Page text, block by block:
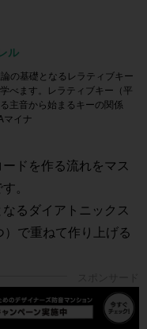
ル
の基礎となるレラティブキー
べます。レラティブキー（平
主音から始まるキーの関係
マイナ
ドを作る流れをマス
。
るダイアトニックス
で重ねて作り上げる